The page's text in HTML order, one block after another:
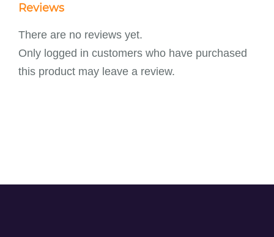
Reviews
There are no reviews yet.
Only logged in customers who have purchased
this product may leave a review.